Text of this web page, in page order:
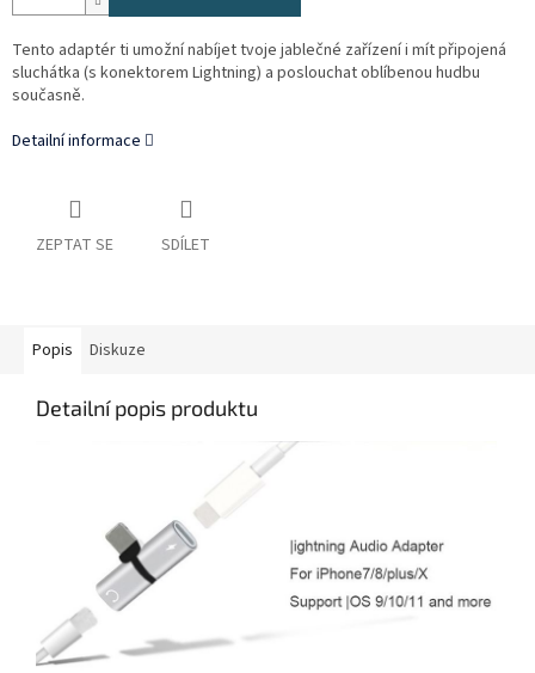
Tento adaptér ti umožní nabíjet tvoje jablečné zařízení i mít připojená
sluchátka (s konektorem Lightning) a poslouchat oblíbenou hudbu
současně.
Detailní informace
ZEPTAT SE SDÍLET
Popis Diskuze
Detailní popis produktu